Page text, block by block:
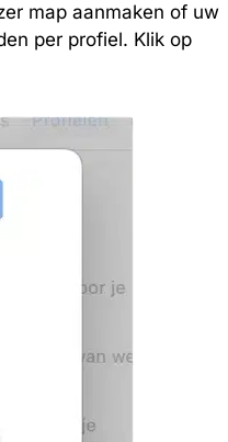
map aanmaken of uw
per profiel. Klik op